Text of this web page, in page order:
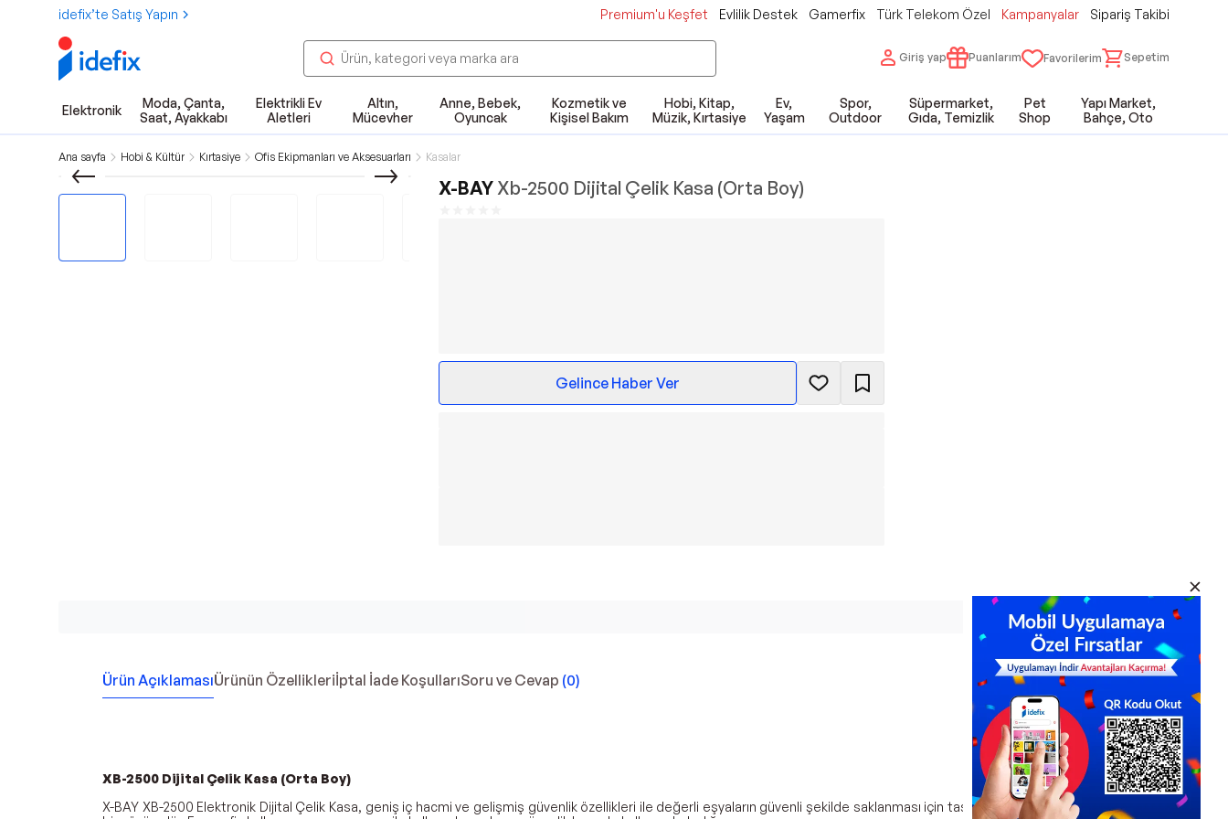
idefix’te Satış Yapın Premium'u Keşfet Evlilik Destek Gamerfix Türk Telekom Özel Kampanyalar Sipariş Takibi
Giriş yap Puanlarım Favorilerim Sepetim
Elektronik
Moda, Çanta,
Saat, Ayakkabı
Elektrikli Ev
Aletleri
Altın,
Mücevher
Anne, Bebek,
Oyuncak
Kozmetik ve
Kişisel Bakım
Hobi, Kitap,
Müzik, Kırtasiye
Ev,
Yaşam
Spor,
Outdoor
Süpermarket,
Gıda, Temizlik
Pet
Shop
Yapı Market,
Bahçe, Oto
Ana sayfa Hobi & Kültür Kırtasiye Ofis Ekipmanları ve Aksesuarları Kasalar
X-BAYXb-2500 Dijital Çelik Kasa (Orta Boy)
Gelince Haber Ver
Ürün AçıklamasıÜrünün Özellikleriİptal İade KoşullarıSoru ve Cevap (0)
XB-2500 Dijital Çelik Kasa (Orta Boy)
X-BAY XB-2500 Elektronik Dijital Çelik Kasa, geniş iç hacmi ve gelişmiş güvenlik özellikleri ile değerli eşyaların güvenli şekilde saklanması için tasarlanmış yüksek kapasiteli